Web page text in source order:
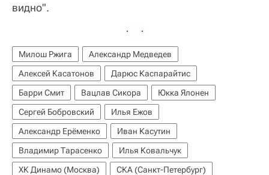
видно".
Милош Ржига
Александр Медведев
Алексей Касатонов
Дарюс Каспарайтис
Барри Смит
Вацлав Сикора
Юкка Ялонен
Сергей Бобровский
Илья Ежов
Александр Ерёменко
Иван Касутин
Владимир Тарасенко
Илья Ковальчук
ХК Динамо (Москва)
СКА (Санкт-Петербург)